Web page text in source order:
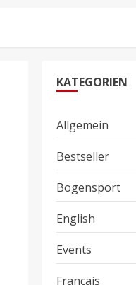
KATEGORIEN
Allgemein
Bestseller
Bogensport
English
Events
Français